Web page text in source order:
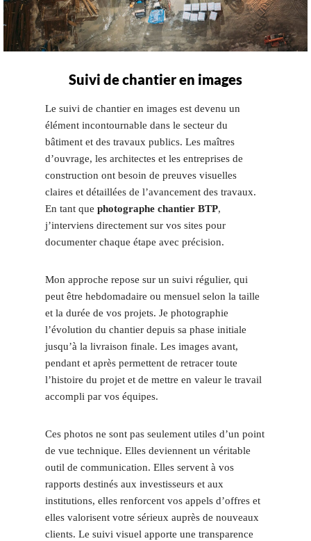
Suivi de chantier en images
Le suivi de chantier en images est devenu un
élément incontournable dans le secteur du
bâtiment et des travaux publics. Les maîtres
d’ouvrage, les architectes et les entreprises de
construction ont besoin de preuves visuelles
claires et détaillées de l’avancement des travaux.
En tant que photographe chantier BTP,
j’interviens directement sur vos sites pour
documenter chaque étape avec précision.
Mon approche repose sur un suivi régulier, qui
peut être hebdomadaire ou mensuel selon la taille
et la durée de vos projets. Je photographie
l’évolution du chantier depuis sa phase initiale
jusqu’à la livraison finale. Les images avant,
pendant et après permettent de retracer toute
l’histoire du projet et de mettre en valeur le travail
accompli par vos équipes.
Ces photos ne sont pas seulement utiles d’un point
de vue technique. Elles deviennent un véritable
outil de communication. Elles servent à vos
rapports destinés aux investisseurs et aux
institutions, elles renforcent vos appels d’offres et
elles valorisent votre sérieux auprès de nouveaux
clients. Le suivi visuel apporte une transparence